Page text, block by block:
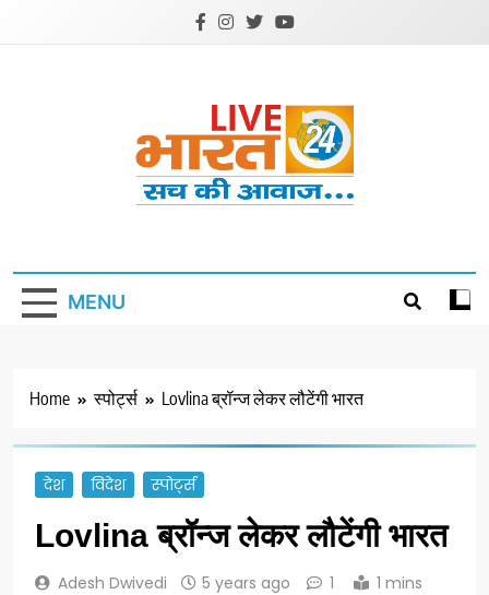
MENU
Home स्पोर्ट्स Lovlina ब्रॉन्ज लेकर लौटेंगी भारत
देश विदेश स्पोर्ट्स
Lovlina ब्रॉन्ज लेकर लौटेंगी भारत
Adesh Dwivedi 5 years ago 1 1 mins